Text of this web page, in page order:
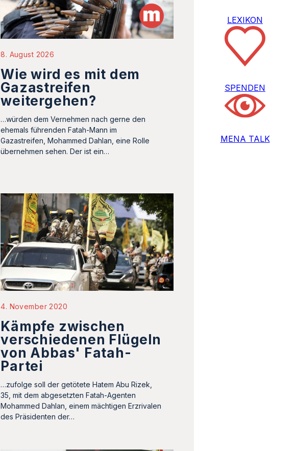
8. August 2026
Wie wird es mit dem
Gazastreifen
weitergehen?
…würden dem Vernehmen nach gerne den
ehemals führenden Fatah-Mann im
Gazastreifen, Mohammed Dahlan, eine Rolle
übernehmen sehen. Der ist ein…
4. November 2020
Kämpfe zwischen
verschiedenen Flügeln
von Abbas' Fatah-
Partei
…zufolge soll der getötete Hatem Abu Rizek,
35, mit dem abgesetzten Fatah-Agenten
Mohammed Dahlan, einem mächtigen Erzrivalen
des Präsidenten der…
LEXIKON
SPENDEN
MENA TALK